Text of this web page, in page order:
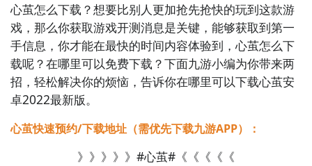
我们可为您推荐**十款符合上述调性、真实存在、持续
运营、中文正版、主打情感叙事与心理共鸣的联网手机
游戏**（均属广义“网络游戏”：含实时聊天、好友系
统、协同时段活动、服务器架构等基础联网特性）：
1. 《光·遇》：以纯净光影与无声羁绊为核心体验的社交
冒险网游，玩家通过烛火传递温暖，在云海间相遇、牵
手、赠翼，隐喻孤独、信任与自我救赎，氛围空灵治
心茧怎么下载？想要比别人更加抢先抢快的玩到这款游
戏，那么你获取游戏开测消息是关键，能够获取到第一
手信息，你才能在最快的时间内容体验到，心茧怎么下
载呢？在哪里可以免费下载？下面九游小编为你带来两
招，轻松解决你的烦恼，告诉你在哪里可以下载心茧安
卓2022最新版。
心茧快速预约/下载地址（需优先下载九游APP）：
》》》》》#心茧#《《《《《